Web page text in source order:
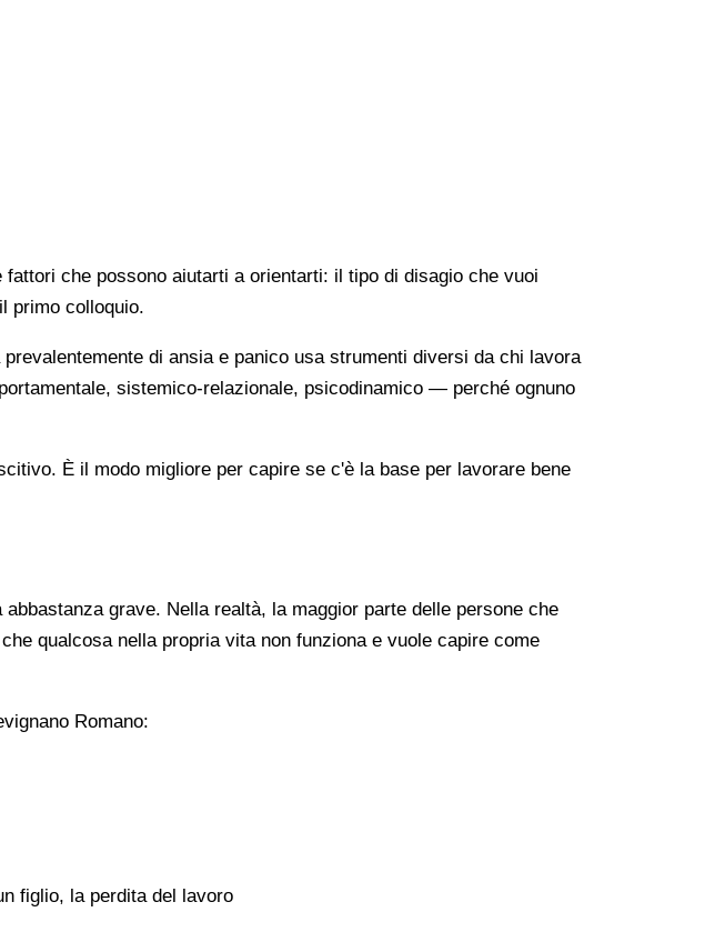
che possono aiutarti a orientarti: il tipo di disagio che vuoi
primo colloquio.
di ansia e panico usa strumenti diversi da chi lavora
sistemico-relazionale, psicodinamico — perché ognuno
È il modo migliore per capire se c'è la base per lavorare bene
grave. Nella realtà, la maggior parte delle persone che
qualcosa nella propria vita non funziona e vuole capire come
Romano:
figlio, la perdita del lavoro